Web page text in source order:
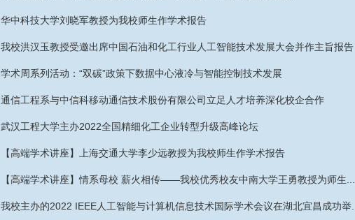
华中科技大学刘晓军教授为我校师生作学术报告
我校洪汉玉教授受邀出席中国石油和化工行业人工智能技术发展大会并作主旨报告
学术周系列活动：“双碳”政策下数据中心液冷与智能控制技术发展
通信工程系与中信科移动通信技术股份有限公司立足人才培养深化校企合作
武汉工程大学主办2022全国精细化工企业转型升级高峰论坛
【高端学术讲座】上海交通大学李少远教授为我校师生作学术报告
【高端学术讲座】情系母校 薪火相传——我校优秀校友中南大学王勇教授为师生...
我校主办的2022 IEEE人工智能与计算机信息技术国际学术会议在湖北宜昌成功举...